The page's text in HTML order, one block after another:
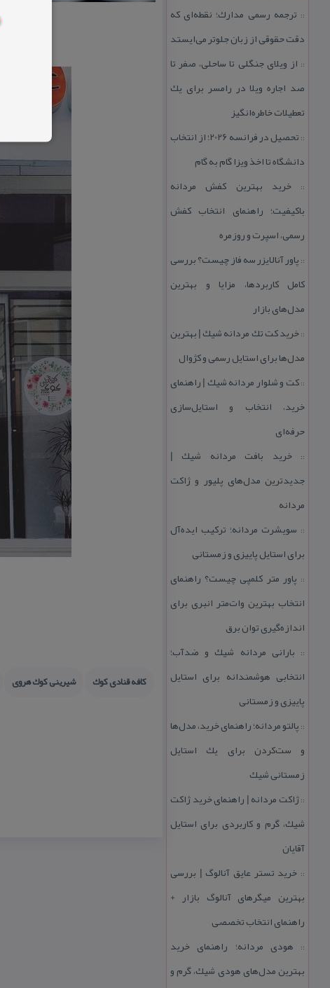
:: ترجمه رسمی مدارك؛ نقطه‌ای كه
دقت حقوقی از زبان جلوتر می‌ایستد
:: از ویلای جنگلی تا ساحلی، صفر تا
صد اجاره ویلا در رامسر برای یك
تعطیلات خاطره‌انگیز
::
تحصیل در فرانسه 2026؛ از انتخاب
دانشگاه تا اخذ ویزا گام به گام
::خرید بهترین كفش مردانه
باكیفیت؛ راهنمای انتخاب كفش
رسمی، اسپرت و روزمره
:: پاور آنالایزر سه فاز چیست؟ بررسی
كامل كاربردها، مزایا و بهترین
مدل‌های بازار
::خرید كت تك مردانه شیك | بهترین
مدل‌ها برای استایل رسمی و كژوال
::كت و شلوار مردانه شیك | راهنمای
خرید، انتخاب و استایل‌سازی
حرفه‌ای
::خرید بافت مردانه شیك |
جدیدترین مدل‌های پلیور و ژاكت
مردانه
:: سویشرت مردانه؛ تركیب ایده‌آل
برای استایل پاییزی و زمستانی
:: پاور متر كلمپی چیست؟ راهنمای
انتخاب بهترین وات‌متر انبری برای
اندازه‌گیری توان برق
:: بارانی مردانه شیك و ضدآب؛
انتخابی هوشمندانه برای استایل
پاییزی و زمستانی
:: پالتو مردانه؛ راهنمای خرید، مدل‌ها
و ست‌كردن برای یك استایل
زمستانی شیك
::ژاكت مردانه | راهنمای خرید ژاكت
شیك، گرم و كاربردی برای استایل
آقایان
:: خرید تستر عایق آنالوگ | بررسی
بهترین میگرهای آنالوگ بازار +
راهنمای انتخاب تخصصی
:: هودی مردانه؛ راهنمای خرید
بهترین مدل‌های هودی شیك، گرم و
كافه قنادی كوك شیرینی كوك هروی